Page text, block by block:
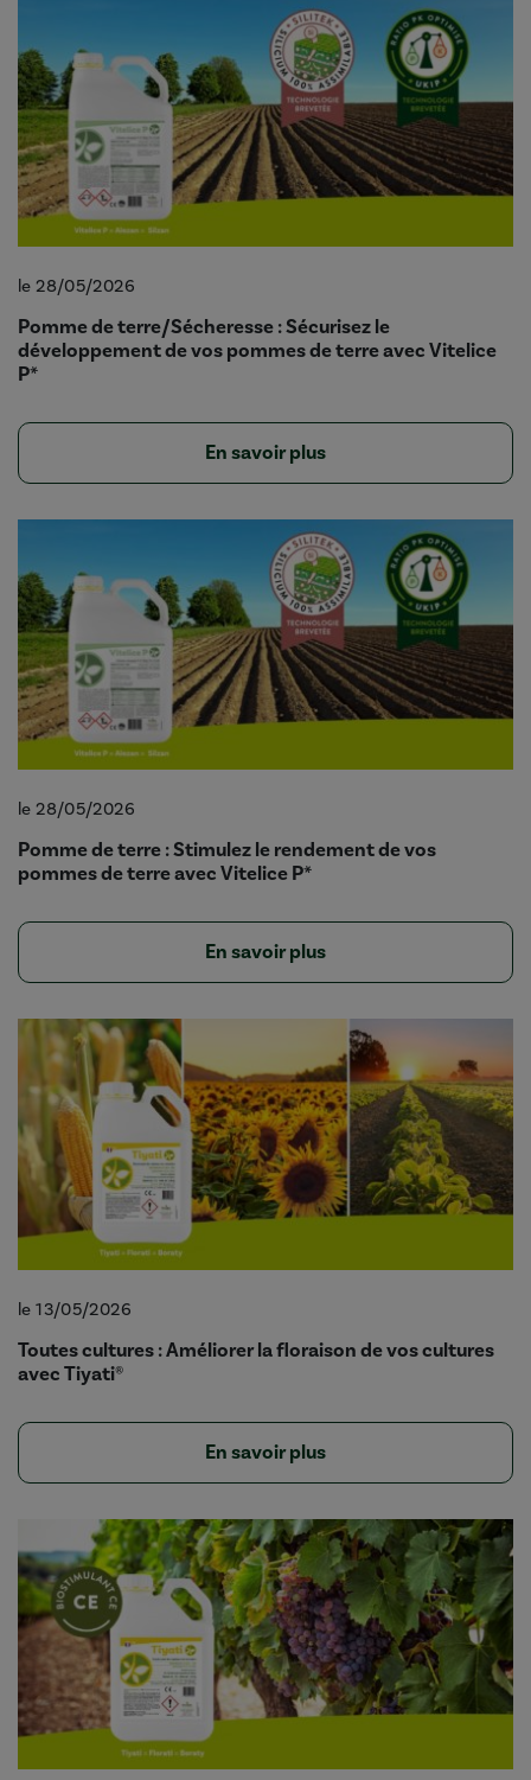
le 28/05/2026
Pomme de terre/Sécheresse : Sécurisez le
développement de vos pommes de terre avec Vitelice
P*
En savoir plus
le 28/05/2026
Pomme de terre : Stimulez le rendement de vos
pommes de terre avec Vitelice P*
En savoir plus
le 13/05/2026
Toutes cultures : Améliorer la floraison de vos cultures
avec Tiyati®
En savoir plus